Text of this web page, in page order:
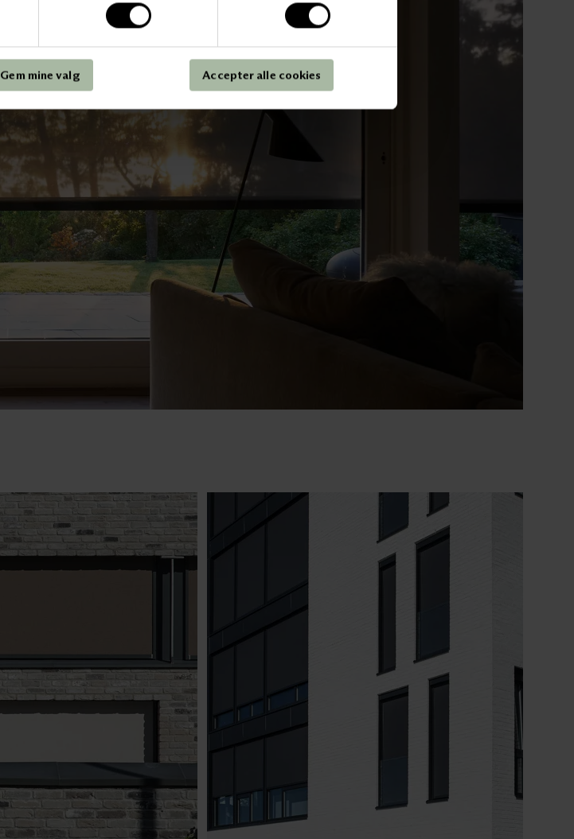
Gem mine valg Accepter alle cookies